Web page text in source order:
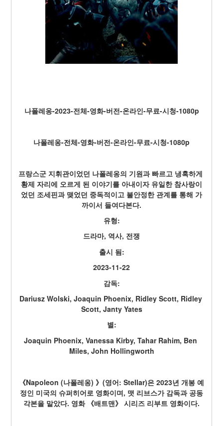
나폴레옹-2023-전체-영화-버전-온라인-무료-시청-1080p
나폴레옹-전체-영화-버전-온라인-무료-시청-1080p
프랑스군 지휘관이었던 나폴레옹의 기원과 빠르고 냉혹하게
황제 자리에 오르게 된 이야기를 아내이자 유일한 참사랑이
었던 조세핀과 맺었던 중독적이고 불안정한 관계를 통해 가
까이서 들여다본다.
유형:
드라마, 역사, 전쟁
출시 됨:
2023-11-22
감독:
Dariusz Wolski, Joaquin Phoenix, Ridley Scott, Ridley
Scott, Janty Yates
별:
Joaquin Phoenix, Vanessa Kirby, Tahar Rahim, Ben
Miles, John Hollingworth
《Napoleon (나폴레옹) 》(영어: Stellar)은 2023년 개봉 예
정인 미국의 슈퍼히어로 영화이며, 맷 리브스가 감독과 공동
각본을 맡았다. 영화 《배트맨》 시리즈 리부트 영화이다.